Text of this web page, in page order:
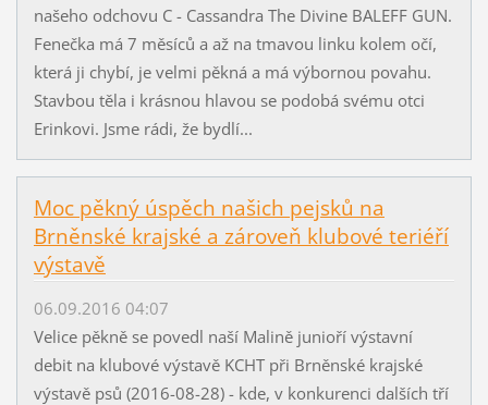
našeho odchovu C - Cassandra The Divine BALEFF GUN.
Fenečka má 7 měsíců a až na tmavou linku kolem očí,
která ji chybí, je velmi pěkná a má výbornou povahu.
Stavbou těla i krásnou hlavou se podobá svému otci
Erinkovi. Jsme rádi, že bydlí...
Moc pěkný úspěch našich pejsků na
Brněnské krajské a zároveň klubové teriéří
výstavě
06.09.2016 04:07
Velice pěkně se povedl naší Malině junioří výstavní
debit na klubové výstavě KCHT při Brněnské krajské
výstavě psů (2016-08-28) - kde, v konkurenci dalších tří